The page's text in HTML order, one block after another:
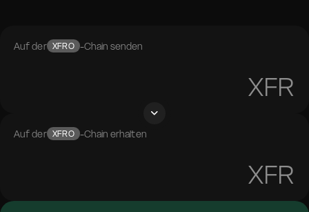
Auf der XFRO -Chain senden
XFR
Auf der XFRO -Chain erhalten
XFR